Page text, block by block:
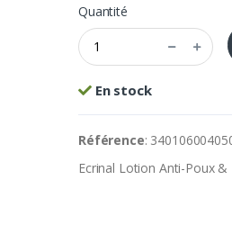
Quantité
En stock
Référence:
Ecrinal Lotion Anti-Poux